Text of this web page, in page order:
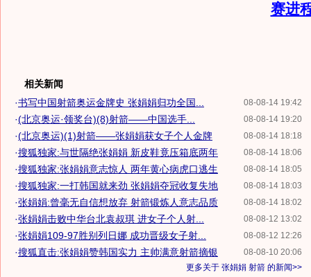
赛进
相关新闻
08-08-14 19:42
·书写中国射箭奥运金牌史 张娟娟归功全国...
08-08-14 19:20
·(北京奥运·领奖台)(8)射箭——中国选手...
08-08-14 18:18
·(北京奥运)(1)射箭——张娟娟获女子个人金牌
08-08-14 18:06
·搜狐独家:与世隔绝张娟娟 新皮鞋竟压箱底两年
08-08-14 18:05
·搜狐独家:张娟娟意志惊人 两年黄心病虎口逃生
08-08-14 18:03
·搜狐独家:一打韩国就来劲 张娟娟夺冠收复失地
08-08-14 18:02
·张娟娟:曾毫无自信想放弃 射箭锻炼人意志品质
08-08-12 13:02
·张娟娟击败中华台北袁叔琪 进女子个人射...
08-08-12 12:26
·张娟娟109-97胜别列日娜 成功晋级女子射...
08-08-10 20:06
·搜狐直击:张娟娟赞韩国实力 主帅满意射箭摘银
更多关于 张娟娟 射箭 的新闻>>